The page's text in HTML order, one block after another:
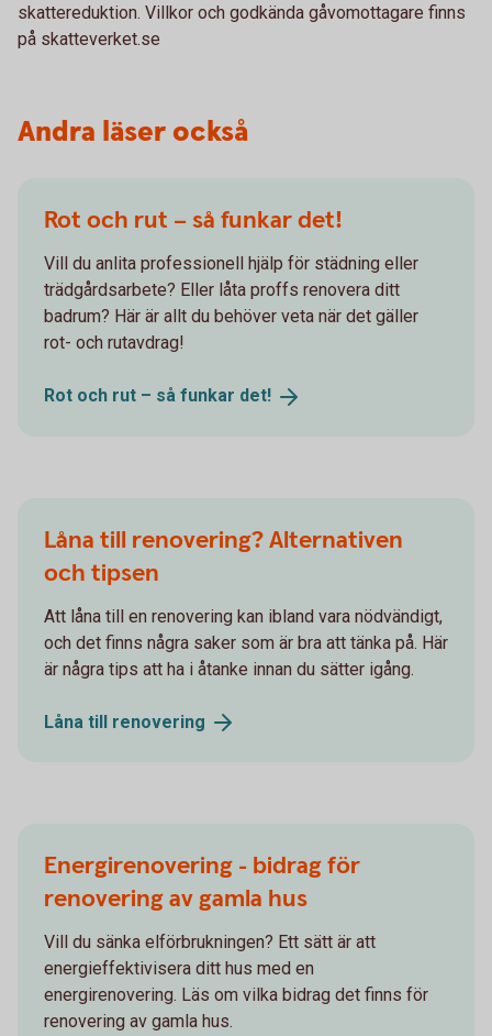
skattereduktion. Villkor och godkända gåvomottagare finns
på skatteverket.se
Andra läser också
Rot och rut – så funkar det!
Vill du anlita professionell hjälp för städning eller
trädgårdsarbete? Eller låta proffs renovera ditt
badrum? Här är allt du behöver veta när det gäller
rot- och rutavdrag!
Rot och rut – så funkar det!
Låna till renovering? Alternativen
och tipsen
Att låna till en renovering kan ibland vara nödvändigt,
och det finns några saker som är bra att tänka på. Här
är några tips att ha i åtanke innan du sätter igång.
Låna till renovering
Energirenovering - bidrag för
renovering av gamla hus
Vill du sänka elförbrukningen? Ett sätt är att
energieffektivisera ditt hus med en
energirenovering. Läs om vilka bidrag det finns för
renovering av gamla hus.